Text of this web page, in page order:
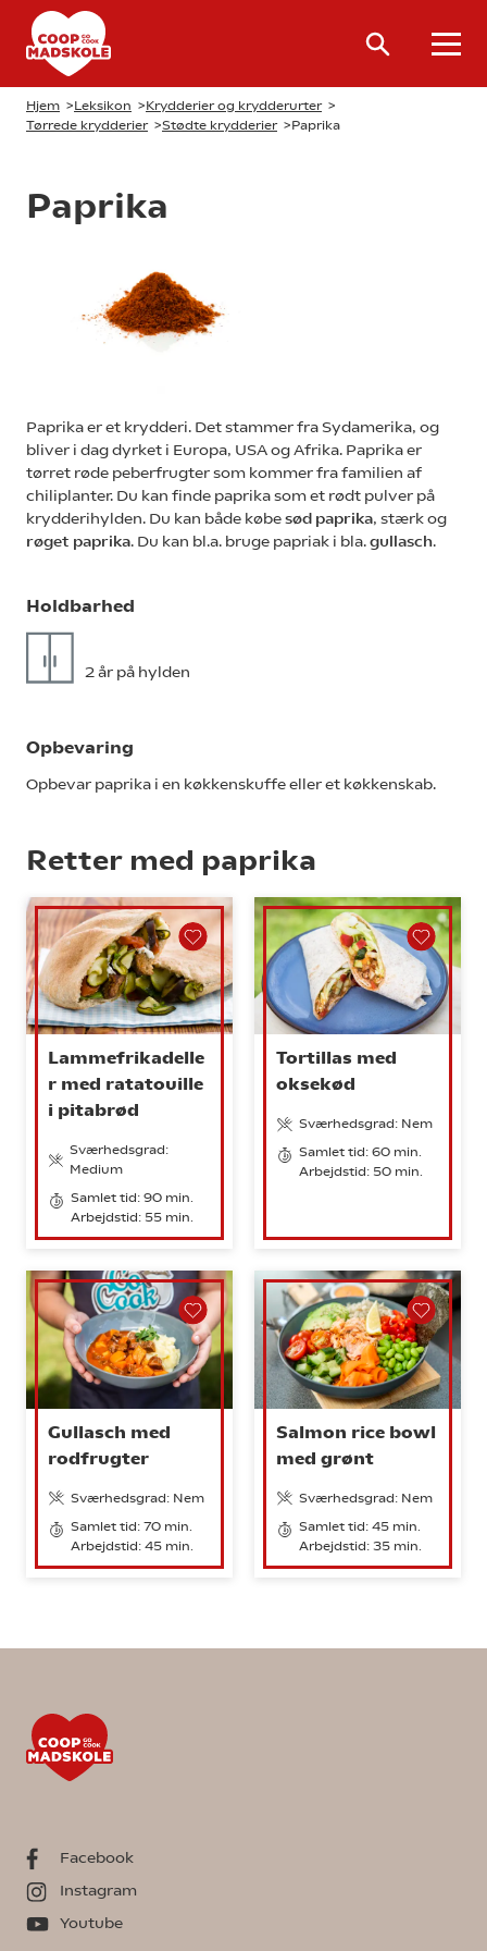
Hjem >Leksikon >Krydderier og krydderurter >
Tørrede krydderier >Stødte krydderier >Paprika
Paprika
Paprika er et krydderi. Det stammer fra Sydamerika, og
bliver i dag dyrket i Europa, USA og Afrika. Paprika er
tørret røde peberfrugter som kommer fra familien af
chiliplanter. Du kan finde paprika som et rødt pulver på
krydderihylden. Du kan både købesød paprika, stærk og
røget paprika. Du kan bl.a. bruge papriak i bla.gullasch.
Holdbarhed
2 år på hylden
Opbevaring
Opbevar paprika i en køkkenskuffe eller et køkkenskab.
Retter med paprika
Lammefrikadelle
r med ratatouille
i pitabrød
Sværhedsgrad:
Medium
Samlet tid: 90 min.
Arbejdstid: 55 min.
Tortillas med
oksekød
Sværhedsgrad: Nem
Samlet tid: 60 min.
Arbejdstid: 50 min.
Gullasch med
rodfrugter
Sværhedsgrad: Nem
Samlet tid: 70 min.
Arbejdstid: 45 min.
Salmon rice bowl
med grønt
Sværhedsgrad: Nem
Samlet tid: 45 min.
Arbejdstid: 35 min.
Facebook
Instagram
Youtube